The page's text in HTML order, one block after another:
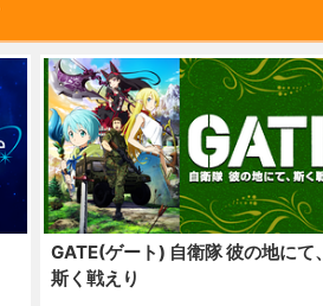
GATE(ゲート) 自衛隊 彼の地にて、
斯く戦えり